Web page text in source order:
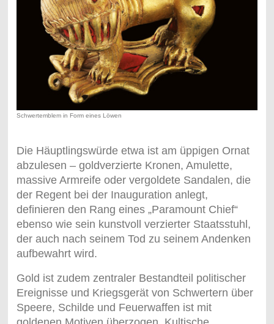
Schwertemblem in Form eines Löwen
Die Häuptlingswürde etwa ist am üppigen Ornat
abzulesen ­– goldverzierte Kronen, Amulette,
massive Armreife oder vergoldete Sandalen, die
der Regent bei der Inauguration anlegt,
definieren den Rang eines „Paramount Chief“
ebenso wie sein kunstvoll verzierter Staatsstuhl,
der auch nach seinem Tod zu seinem Andenken
aufbewahrt wird.
Gold ist zudem zentraler Bestandteil politischer
Ereignisse und Kriegsgerät von Schwertern über
Speere, Schilde und Feuerwaffen ist mit